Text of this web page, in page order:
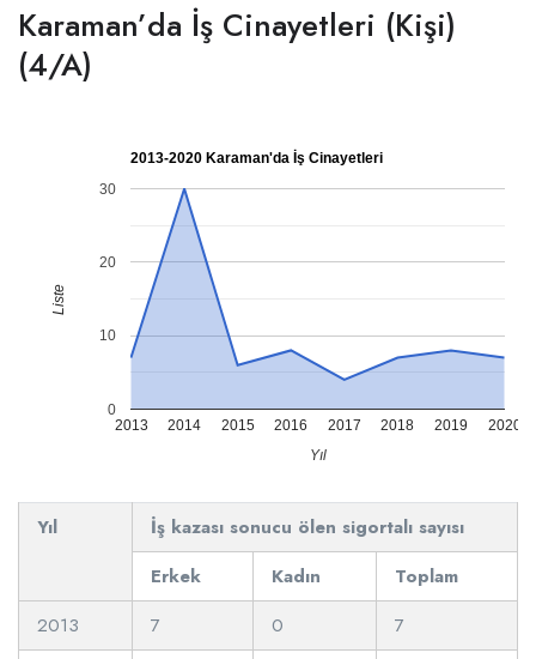
Karaman’da İş Cinayetleri (Kişi)
(4/A)
2013-2020 Karaman'da İş Cinayetleri
2013 2014 2015 2016 2017 2018 2019 2020
0
10
20
30
Yıl
Liste
Yıl
İş kazası sonucu ölen sigortalı sayısı
Erkek
Kadın
Toplam
2013
7 0
7